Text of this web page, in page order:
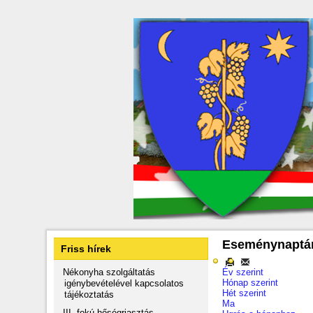
Friss hírek
Nékonyha szolgáltatás
igénybevételével kapcsolatos
tájékoztatás
Év szerint
Hónap szerint
Hét szerint
Ma